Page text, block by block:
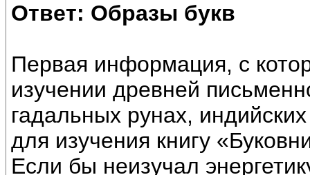
Ответ: Образы букв
Первая информация, с
изучении древней
гадальных рунах,
для изучения книгу
Если бы неизучал